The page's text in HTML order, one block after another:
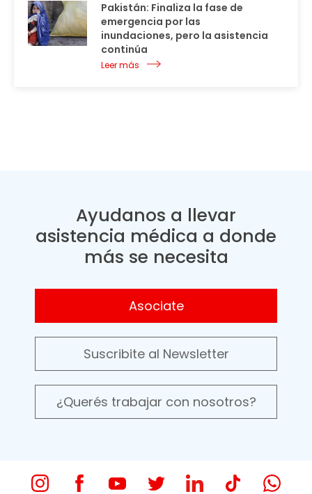
Pakistán: Finaliza la fase de
emergencia por las
inundaciones, pero la asistencia
continúa
Leer más
Ayudanos a llevar
asistencia médica a donde
más se necesita
Asociate
Suscribite al Newsletter
¿Querés trabajar con nosotros?